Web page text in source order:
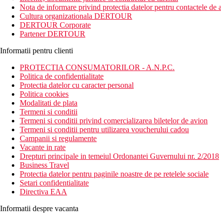
printr-o plimbare placuta. Avantajul este si accesibilitatea
noapte.
Distanta
plaja: 600 m
aeroport: 12 km Palma de Mallorca
optiuni de cumparaturi: 50 m
Descrierea camerei
Camera dubla
aer conditionat
telefon
TV cu receptie satelit
minibar (contra cost)
Wi-Fi (contra cost)
seif (contra cost)
baie/toaleta (uscator de par)
balcon sau terasa
Descrierea hotelului
Hotelul dispune de:
Nota de informare privind protectia datelor pentru contactele de
Cultura organizationala DERTOUR
DERTOUR Corporate
Partener DERTOUR
Informatii pentru clienti
PROTECTIA CONSUMATORILOR - A.N.P.C.
Politica de confidentialitate
Protectia datelor cu caracter personal
Politica cookies
Modalitati de plata
Termeni si conditii
Termeni si conditii privind comercializarea biletelor de avion
Termeni si conditii pentru utilizarea voucherului cadou
Campanii si regulamente
Vacante in rate
Drepturi principale in temeiul Ordonantei Guvernului nr. 2/2018
Business Travel
Protectia datelor pentru paginile noastre de pe retelele sociale
Setari confidentialitate
Directiva EAA
Informatii despre vacanta